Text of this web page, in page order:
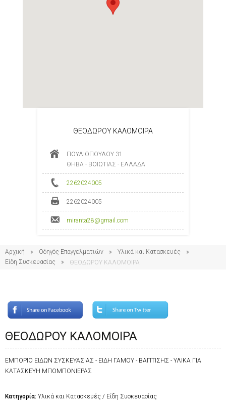
ΘΕΟΔΩΡΟΥ ΚΑΛΟΜΟΙΡΑ
ΠΟΥΛΙΟΠΟΥΛΟΥ 31
ΘΗΒΑ - ΒΟΙΩΤΙΑΣ - ΕΛΛΑΔΑ
2262024005
2262024005
miranta28@gmail.com
Αρχική Οδηγός Επαγγελματιών
Υλικά και Κατασκευές
Είδη Συσκευασίας
ΘΕΟΔΩΡΟΥ ΚΑΛΟΜΟΙΡΑ
ΘΕΟΔΩΡΟΥ ΚΑΛΟΜΟΙΡΑ
ΕΜΠΟΡΙΟ ΕΙΔΩΝ ΣΥΣΚΕΥΑΣΙΑΣ - ΕΙΔΗ ΓΑΜΟΥ - ΒΑΠΤΙΣΗΣ - ΥΛΙΚΑ ΓΙΑ
ΚΑΤΑΣΚΕΥΗ ΜΠΟΜΠΟΝΙΕΡΑΣ
Κατηγορία: Υλικά και Κατασκευές / Είδη Συσκευασίας